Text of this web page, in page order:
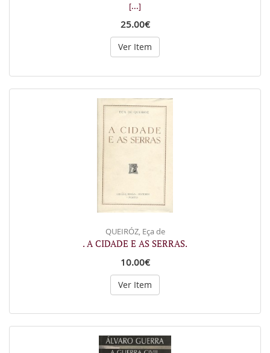
[...]
25.00€
Ver Item
QUEIRÓZ, Eça de
. A CIDADE E AS SERRAS.
10.00€
Ver Item